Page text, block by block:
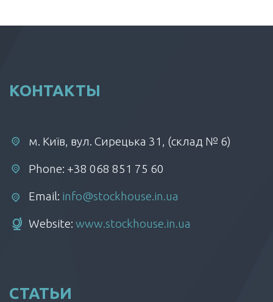
КОНТАКТЫ
м. Київ, вул. Сирецька 31, (склад № 6)
Phone: +38 068 851 75 60
Email: info@stockhouse.in.ua
Website: www.stockhouse.in.ua
СТАТЬИ